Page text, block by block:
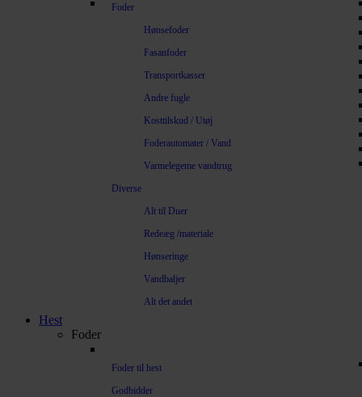
Foder
Hønsefoder
Fasanfoder
Transportkasser
Andre fugle
Kosttilskud / Utøj
Foderautomater / Vand
Varmelegeme vandtrug
Diverse
Alt til Duer
Redeæg /materiale
Hønseringe
Vandbaljer
Alt det andet
Hest
Foder
Foder til hest
Godbidder